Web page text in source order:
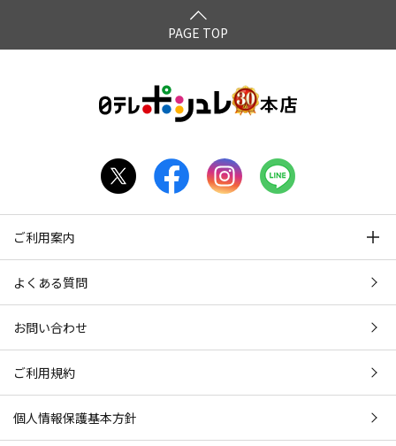
PAGE TOP
ご利用案内
よくある質問
お問い合わせ
ご利用規約
個人情報保護基本方針